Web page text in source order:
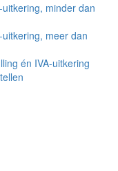
minder dan
meer dan
én IVA-uitkering